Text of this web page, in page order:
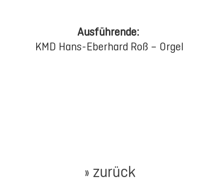
Ausführende:
KMD Hans-Eberhard Roß – Orgel
» zurück